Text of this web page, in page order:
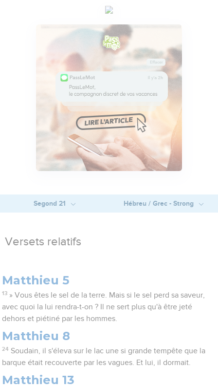
Segond 21 Hébreu / Grec - Strong
Versets relatifs
Matthieu 5
13 » Vous êtes le sel de la terre. Mais si le sel perd sa saveur,
avec quoi la lui rendra-t-on ? Il ne sert plus qu'à être jeté
dehors et piétiné par les hommes.
Matthieu 8
24 Soudain, il s'éleva sur le lac une si grande tempête que la
barque était recouverte par les vagues. Et lui, il dormait.
Matthieu 13